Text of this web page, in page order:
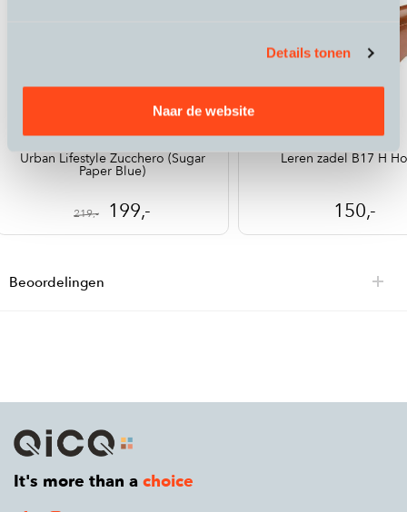
Details tonen
Naar de website
KasK
Urban Lifestyle Zucchero (Sugar
Paper Blue)
219,- 199,-
Brooks
Leren zadel B17 H
150,-
Beoordelingen
It's more than a choice